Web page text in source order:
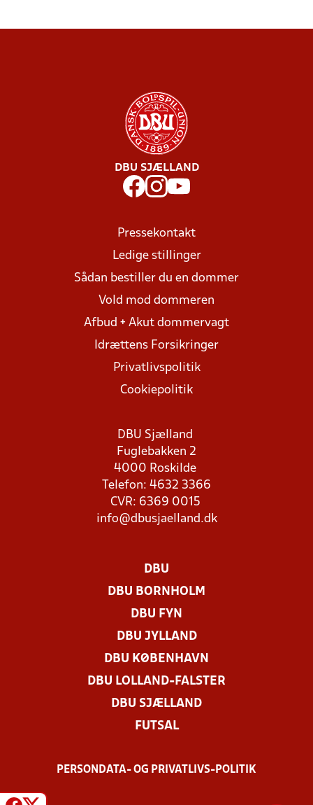
DBU SJÆLLAND
Pressekontakt
Ledige stillinger
Sådan bestiller du en dommer
Vold mod dommeren
Afbud + Akut dommervagt
Idrættens Forsikringer
Privatlivspolitik
Cookiepolitik
DBU Sjælland
Fuglebakken 2
4000 Roskilde
Telefon: 4632 3366
CVR: 6369 0015
info@dbusjaelland.dk
DBU
DBU BORNHOLM
DBU FYN
DBU JYLLAND
DBU KØBENHAVN
DBU LOLLAND-FALSTER
DBU SJÆLLAND
FUTSAL
PERSONDATA- OG PRIVATLIVS-POLITIK